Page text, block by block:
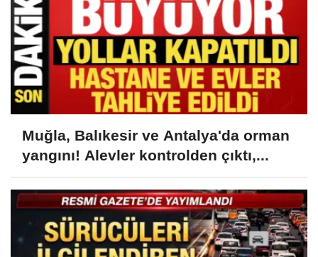
Muğla, Balıkesir ve Antalya'da orman
yangını! Alevler kontrolden çıktı,...